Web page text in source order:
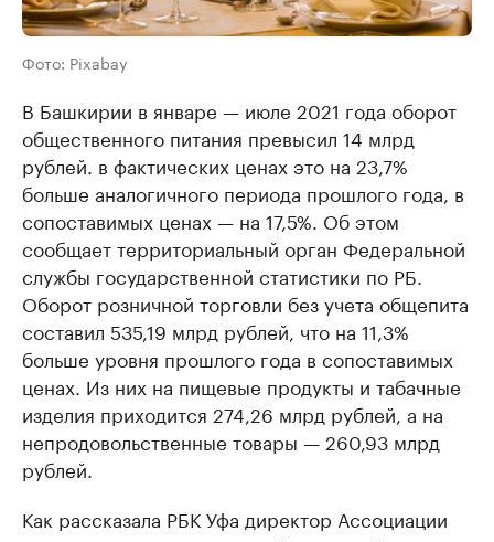
Фото: Pixabay
В Башкирии в январе — июле 2021 года оборот
общественного питания превысил 14 млрд
рублей. в фактических ценах это на 23,7%
больше аналогичного периода прошлого года, в
сопоставимых ценах — на 17,5%. Об этом
сообщает территориальный орган Федеральной
службы государственной статистики по РБ.
Оборот розничной торговли без учета общепита
составил 535,19 млрд рублей, что на 11,3%
больше уровня прошлого года в сопоставимых
ценах. Из них на пищевые продукты и табачные
изделия приходится 274,26 млрд рублей, а на
непродовольственные товары — 260,93 млрд
рублей.
Как рассказала РБК Уфа директор Ассоциации